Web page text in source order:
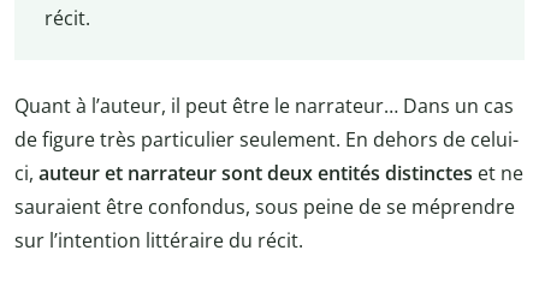
récit.
Quant à l’auteur, il peut être le narrateur… Dans un cas
de figure très particulier seulement. En dehors de celui-
ci, auteur et narrateur sont deux entités distinctes et ne
sauraient être confondus, sous peine de se méprendre
sur l’intention littéraire du récit.